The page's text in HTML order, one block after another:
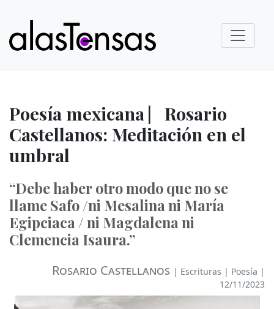
Poesía mexicana ⎸Rosario
Castellanos: Meditación en el
umbral
“Debe haber otro modo que no se
llame Safo /ni Mesalina ni María
Egipciaca / ni Magdalena ni
Clemencia Isaura.”
Rosario Castellanos | Escrituras | Poesía |
12/11/2023